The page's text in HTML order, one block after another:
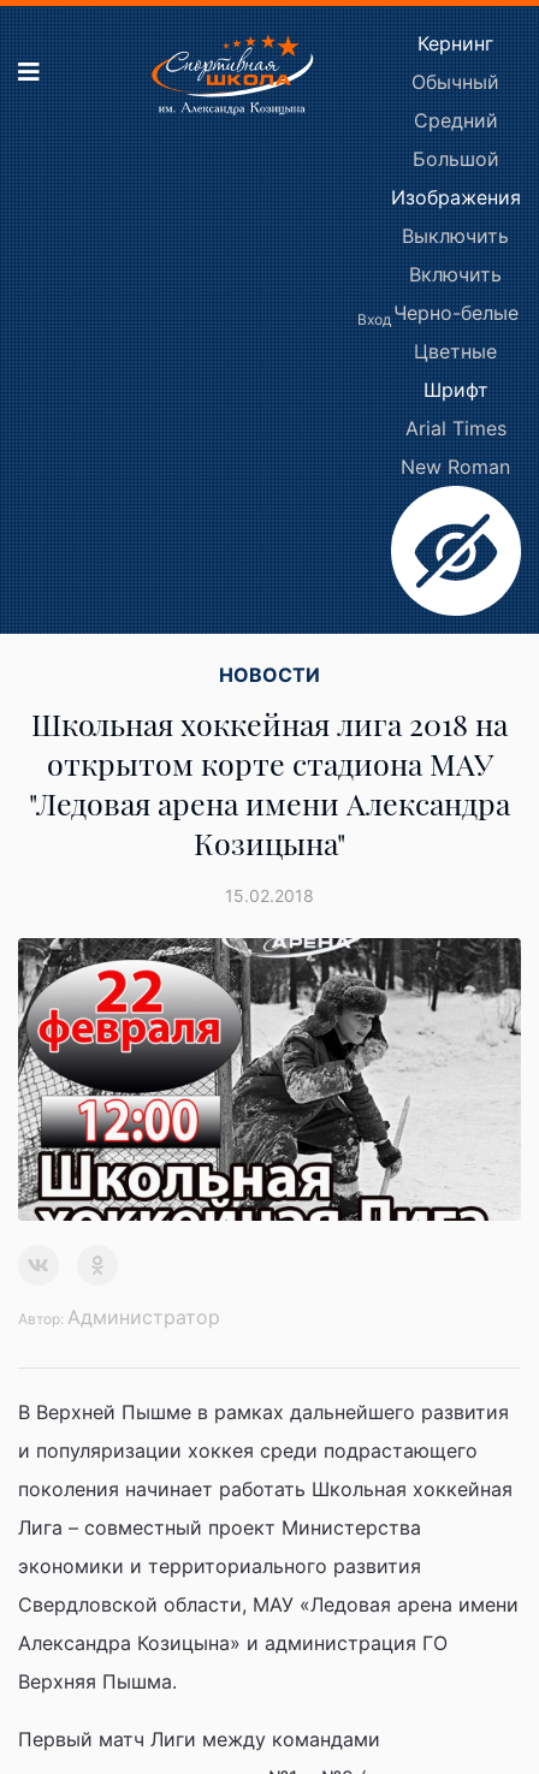
Кернинг
Обычный
Средний
Большой
Изображения
Выключить
Включить
Черно-белые
Цветные
Шрифт
Arial Times
New Roman
Вход
НОВОСТИ
Школьная хоккейная лига 2018 на
открытом корте стадиона МАУ
"Ледовая арена имени Александра
Козицына"
15.02.2018
Автор: Администратор
В Верхней Пышме в рамках дальнейшего развития
и популяризации хоккея среди подрастающего
поколения начинает работать Школьная хоккейная
Лига – совместный проект Министерства
экономики и территориального развития
Свердловской области, МАУ «Ледовая арена имени
Александра Козицына» и администрация ГО
Верхняя Пышма.
Первый матч Лиги между командами